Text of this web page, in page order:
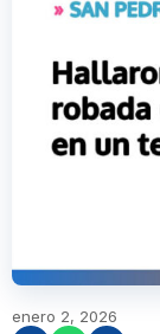
enero 2, 2026